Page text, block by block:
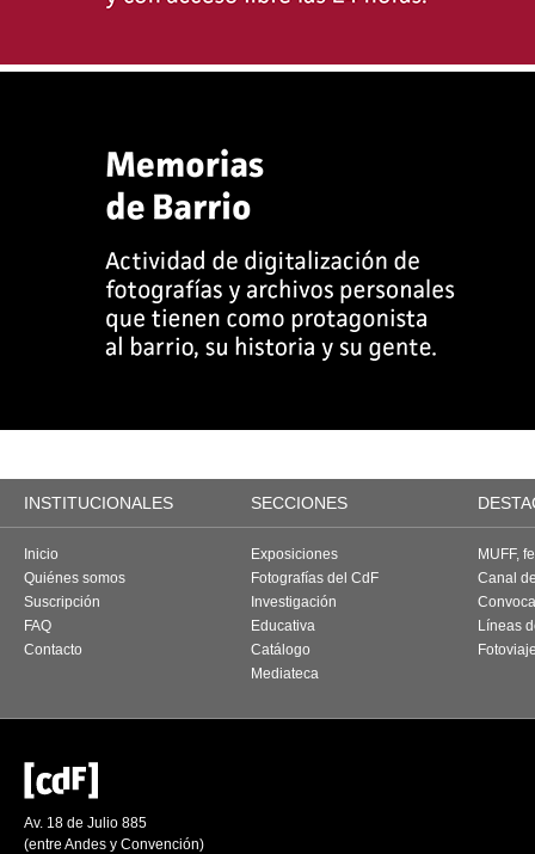
INSTITUCIONALES SECCIONES
Inicio
Quiénes somos
Suscripción
FAQ
Contacto
Exposiciones
Fotografías del CdF
Investigación
Educativa
Catálogo
Mediateca
MUFF,
Canal
Líneas
Av. 18 de Julio 885
(entre Andes y Convención)